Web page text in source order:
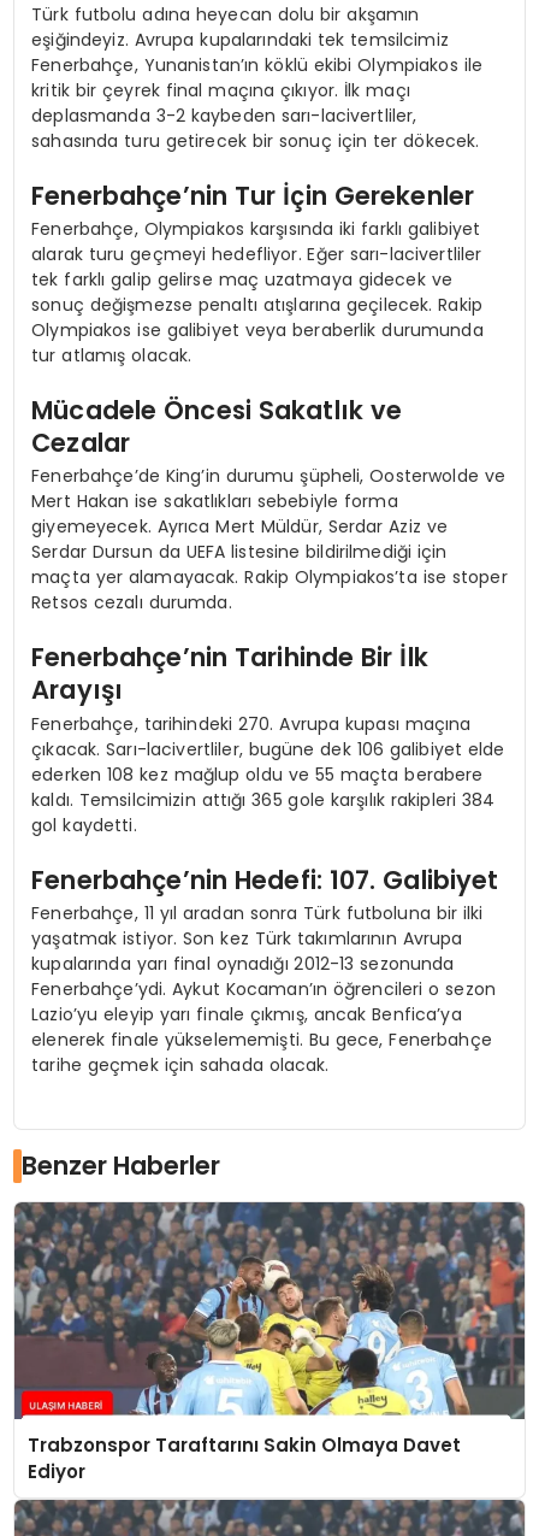
Türk futbolu adına heyecan dolu bir akşamın
eşiğindeyiz. Avrupa kupalarındaki tek temsilcimiz
Fenerbahçe, Yunanistan’ın köklü ekibi Olympiakos ile
kritik bir çeyrek final maçına çıkıyor. İlk maçı
deplasmanda 3-2 kaybeden sarı-lacivertliler,
sahasında turu getirecek bir sonuç için ter dökecek.
Fenerbahçe’nin Tur İçin Gerekenler
Fenerbahçe, Olympiakos karşısında iki farklı galibiyet
alarak turu geçmeyi hedefliyor. Eğer sarı-lacivertliler
tek farklı galip gelirse maç uzatmaya gidecek ve
sonuç değişmezse penaltı atışlarına geçilecek. Rakip
Olympiakos ise galibiyet veya beraberlik durumunda
tur atlamış olacak.
Mücadele Öncesi Sakatlık ve
Cezalar
Fenerbahçe’de King’in durumu şüpheli, Oosterwolde ve
Mert Hakan ise sakatlıkları sebebiyle forma
giyemeyecek. Ayrıca Mert Müldür, Serdar Aziz ve
Serdar Dursun da UEFA listesine bildirilmediği için
maçta yer alamayacak. Rakip Olympiakos’ta ise stoper
Retsos cezalı durumda.
Fenerbahçe’nin Tarihinde Bir İlk
Arayışı
Fenerbahçe, tarihindeki 270. Avrupa kupası maçına
çıkacak. Sarı-lacivertliler, bugüne dek 106 galibiyet elde
ederken 108 kez mağlup oldu ve 55 maçta berabere
kaldı. Temsilcimizin attığı 365 gole karşılık rakipleri 384
gol kaydetti.
Fenerbahçe’nin Hedefi: 107. Galibiyet
Fenerbahçe, 11 yıl aradan sonra Türk futboluna bir ilki
yaşatmak istiyor. Son kez Türk takımlarının Avrupa
kupalarında yarı final oynadığı 2012-13 sezonunda
Fenerbahçe’ydi. Aykut Kocaman’ın öğrencileri o sezon
Lazio’yu eleyip yarı finale çıkmış, ancak Benfica’ya
elenerek finale yükselememişti. Bu gece, Fenerbahçe
tarihe geçmek için sahada olacak.
Benzer Haberler
Trabzonspor Taraftarını Sakin Olmaya Davet
Ediyor